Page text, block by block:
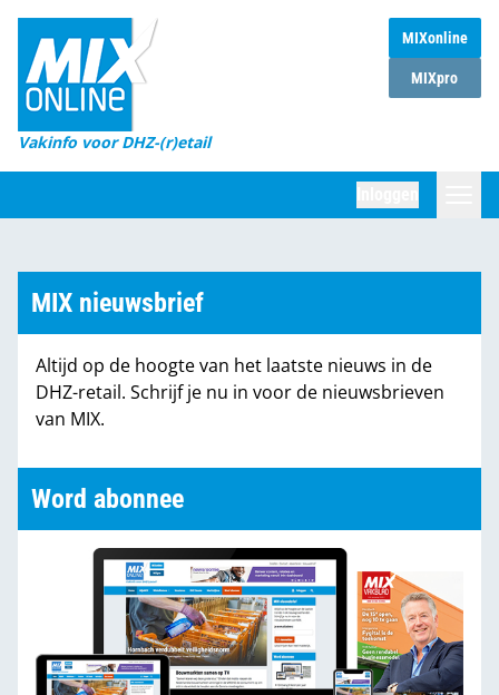
MIXonline
MIXpro
Vakinfo voor DHZ-(r)etail
Home
Magazines
DHZ Sessie
Marktcijfers
Partners
MIX nieuwsbrief
Altijd op de hoogte van het laatste nieuws in de
DHZ-retail. Schrijf je nu in voor de nieuwsbrieven
van MIX.
Word abonnee